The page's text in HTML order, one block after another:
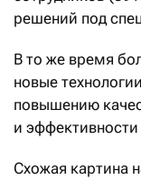
решений под
В то же время
новые
повышению
и
Схожая картина